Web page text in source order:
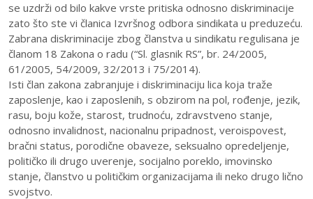
se uzdrži od bilo kakve vrste pritiska odnosno diskriminacije
zato što ste vi članica Izvršnog odbora sindikata u preduzeću.
Zabrana diskriminacije zbog članstva u sindikatu regulisana je
članom 18 Zakona o radu (“Sl. glasnik RS”, br. 24/2005,
61/2005, 54/2009, 32/2013 i 75/2014).
Isti član zakona zabranjuje i diskriminaciju lica koja traže
zaposlenje, kao i zaposlenih, s obzirom na pol, rođenje, jezik,
rasu, boju kože, starost, trudnoću, zdravstveno stanje,
odnosno invalidnost, nacionalnu pripadnost, veroispovest,
bračni status, porodične obaveze, seksualno opredeljenje,
političko ili drugo uverenje, socijalno poreklo, imovinsko
stanje, članstvo u političkim organizacijama ili neko drugo lično
svojstvo.